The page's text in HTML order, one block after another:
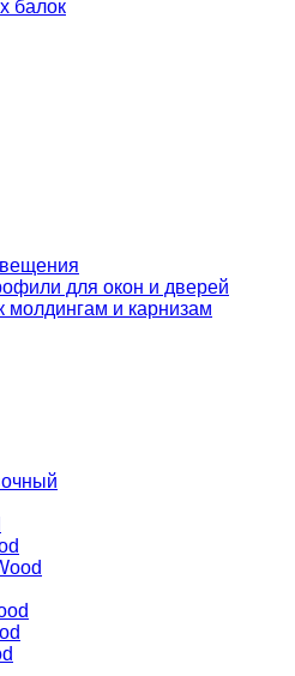
балок
для окон и дверей
и карнизам